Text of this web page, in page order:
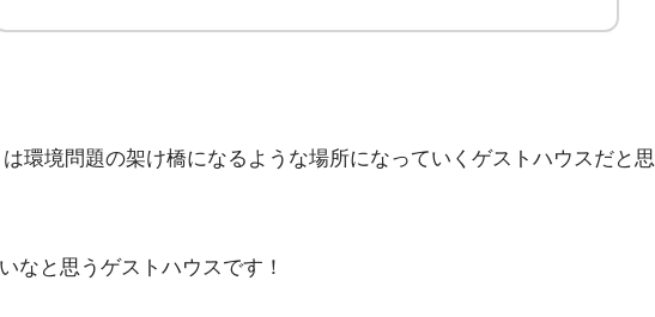
は環境問題の架け橋になるような場所になっていくゲストハウスだと思
なと思うゲストハウスです！